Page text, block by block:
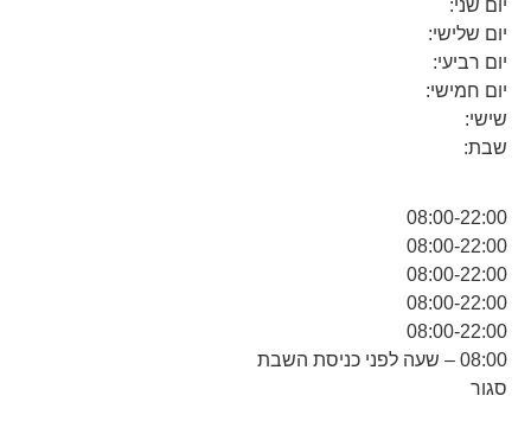
יום שני:
יום שלישי:
יום רביעי:
יום חמישי:
שישי:
שבת:
08:00-22:00
08:00-22:00
08:00-22:00
08:00-22:00
08:00-22:00
08:00 – שעה לפני כניסת השבת
סגור